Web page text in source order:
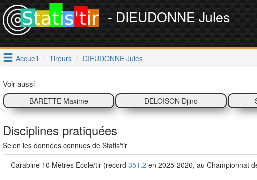
- DIEUDONNE Jules
Accueil Tireurs DIEUDONNE Jules
Voir aussi
BARETTE Maxime DELOISON Djino
Disciplines pratiquées
Selon les données connues de Statis'tir
Carabine 10 Mètres Ecole/tir (record 351.2 en 2025-2026, au Championnat